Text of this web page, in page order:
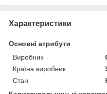
Характеристики
Основні атрибути
Виробник
Країна виробник
Стан